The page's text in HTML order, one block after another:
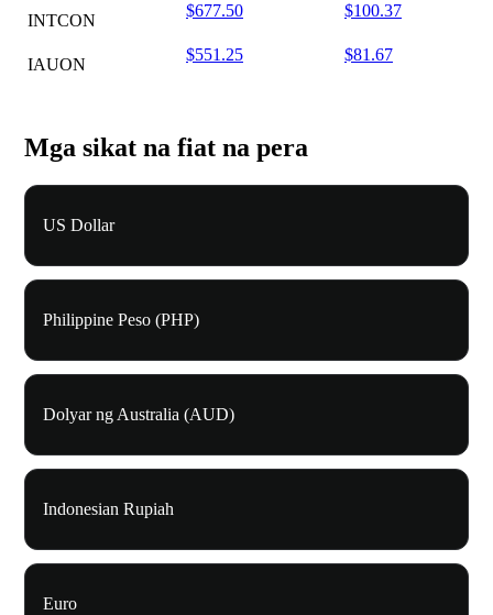
INTCON
$677.50 $100.37
IAUON
$551.25 $81.67
Mga sikat na fiat na pera
US Dollar
Philippine Peso (PHP)
Dolyar ng Australia (AUD)
Indonesian Rupiah
Euro